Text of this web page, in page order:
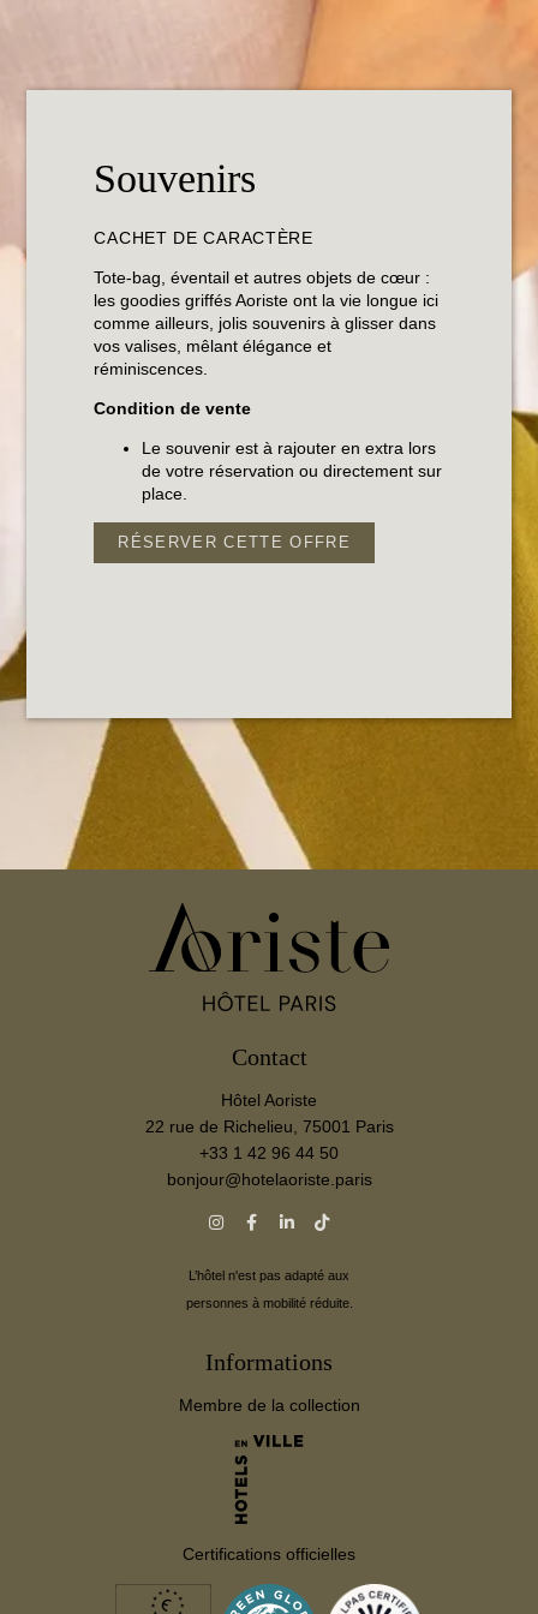
Souvenirs
CACHET DE CARACTÈRE
Tote-bag, éventail et autres objets de cœur :
les goodies griffés Aoriste ont la vie longue ici
comme ailleurs, jolis souvenirs à glisser dans
vos valises, mêlant élégance et
réminiscences.
Condition de vente
Le souvenir est à rajouter en extra lors
de votre réservation ou directement sur
place.
RÉSERVER CETTE OFFRE
Contact
Hôtel Aoriste
22 rue de Richelieu, 75001 Paris
+33 1 42 96 44 50
bonjour@hotelaoriste.paris
L’hôtel n'est pas adapté aux
personnes à mobilité réduite.
Informations
Membre de la collection
Certifications officielles
ACCUEIL
CHAMBRES & SUITES
SERVICES
SPA
OFFRES & PACKAGES
CONTACT
FAQ
MA RÉSERVATION